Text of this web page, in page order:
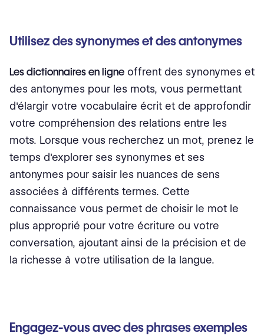
Utilisez des synonymes et des antonymes
Les dictionnaires en ligne offrent des synonymes et
des antonymes pour les mots, vous permettant
d'élargir votre vocabulaire écrit et de approfondir
votre compréhension des relations entre les
mots. Lorsque vous recherchez un mot, prenez le
temps d'explorer ses synonymes et ses
antonymes pour saisir les nuances de sens
associées à différents termes. Cette
connaissance vous permet de choisir le mot le
plus approprié pour votre écriture ou votre
conversation, ajoutant ainsi de la précision et de
la richesse à votre utilisation de la langue.
Engagez-vous avec des phrases exemples